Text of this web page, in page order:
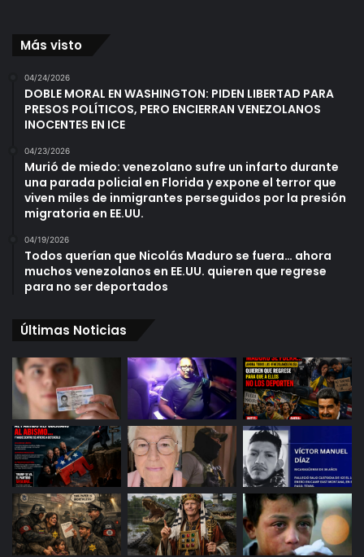
Más visto
04/24/2026
DOBLE MORAL EN WASHINGTON: PIDEN LIBERTAD PARA
PRESOS POLÍTICOS, PERO ENCIERRAN VENEZOLANOS
INOCENTES EN ICE
04/23/2026
Murió de miedo: venezolano sufre un infarto durante
una parada policial en Florida y expone el terror que
viven miles de inmigrantes perseguidos por la presión
migratoria en EE.UU.
04/19/2026
Todos querían que Nicolás Maduro se fuera… ahora
muchos venezolanos en EE.UU. quieren que regrese
para no ser deportados
Últimas Noticias